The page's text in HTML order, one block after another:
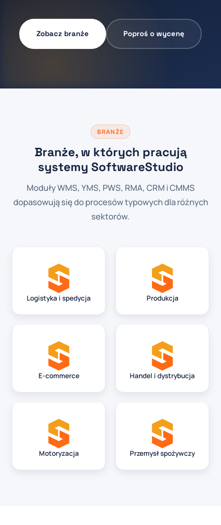
Zobacz branże Poproś o wycenę
BRANŻE
Branże, w których pracują
systemy SoftwareStudio
Moduły WMS, YMS, PWS, RMA, CRM i CMMS
dopasowują się do procesów typowych dla różnych
sektorów.
Logistyka i spedycja Produkcja
E-commerce Handel i dystrybucja
Motoryzacja Przemysł spożywczy